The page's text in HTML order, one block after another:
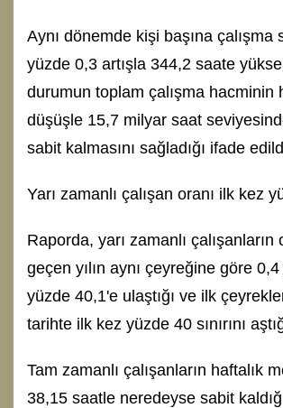
Aynı dönemde kişi başına çalışma
yüzde 0,3 artışla 344,2 saate
durumun toplam çalışma hacminin
düşüşle 15,7 milyar saat
sabit kalmasını sağladığı ifade
Yarı zamanlı çalışan oranı ilk kez
Raporda, yarı zamanlı çalışanların
geçen yılın aynı çeyreğine göre
yüzde 40,1'e ulaştığı ve ilk
tarihte ilk kez yüzde 40 sınırını
Tam zamanlı çalışanların haftalık
38,15 saatle neredeyse sabit